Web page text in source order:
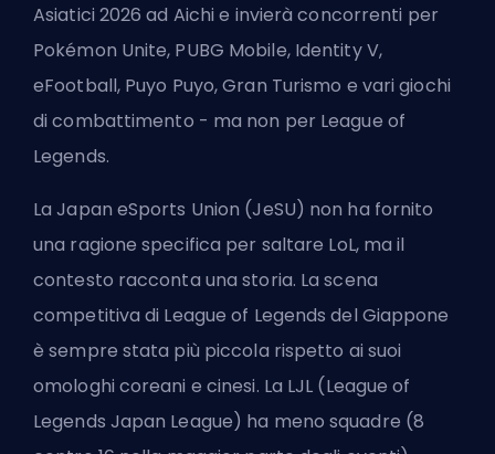
Asiatici 2026 ad Aichi e invierà concorrenti per
Pokémon Unite, PUBG Mobile, Identity V,
eFootball, Puyo Puyo, Gran Turismo e vari giochi
di combattimento - ma non per League of
Legends.
La Japan eSports Union (JeSU) non ha fornito
una ragione specifica per saltare LoL, ma il
contesto racconta una storia. La scena
competitiva di League of Legends del Giappone
è sempre stata più piccola rispetto ai suoi
omologhi coreani e cinesi. La LJL (League of
Legends Japan League) ha meno squadre (8